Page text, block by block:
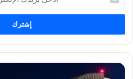
بريدك
الإلكتروني